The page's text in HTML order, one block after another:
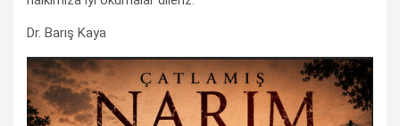
Dr. Barış Kaya